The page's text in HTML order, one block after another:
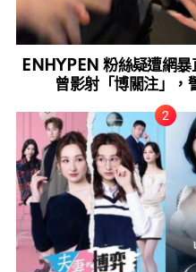
ENHYPEN 粉絲疑遭網
曾影射「博關注」，